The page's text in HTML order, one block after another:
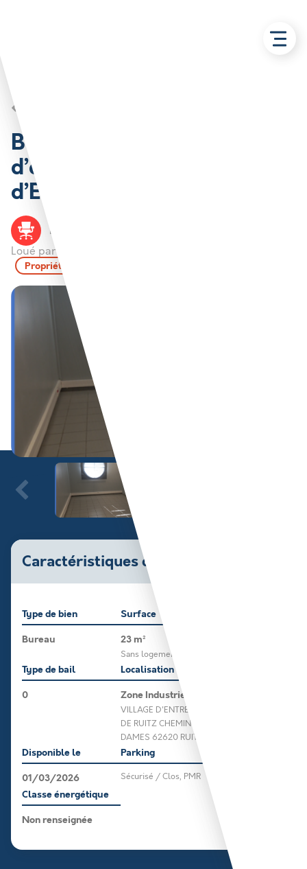
Bureau 23 m en pépinière
d’entreprise Village
d’Entreprises – Ruitz
Bureau
Loué par :
Propriété de l'Agglo de Béthune-Bruay
Caractéristiques du bien
Type de bien
Bureau
Surface
23 m²
Sans logement
Type de bail
0
Localisation
Zone Industrielle
VILLAGE D'ENTREPRISES
DE RUITZ CHEMIN DES
DAMES 62620 RUITZ
Disponible le
01/03/2026
Parking
Sécurisé / Clos, PMR
Classe énergétique
Non renseignée